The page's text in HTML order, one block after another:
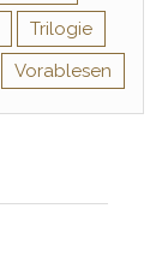
Trilogie
Vorablesen